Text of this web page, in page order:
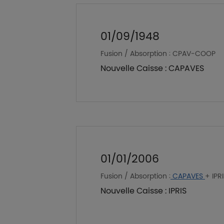
01/09/1948
Fusion / Absorption : CPAV-COOP
Nouvelle Caisse : CAPAVES
01/01/2006
Fusion / Absorption : CAPAVES +
Nouvelle Caisse : IPRIS